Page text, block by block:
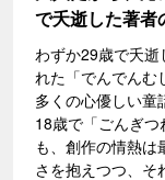
で夭逝した著者
わずか29歳で夭逝
れた「でんでんむ
多くの心優しい童
18歳で「ごんぎ
も、創作の情熱は
さを抱えつつ、そ